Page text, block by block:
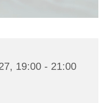
19:00 - 21:00